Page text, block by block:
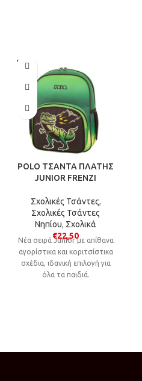
SOLD
OUT
POLO ΤΣΑΝΤΑ ΠΛΑΤΗΣ
JUNIOR FRENZI
Σχολικές Τσάντες,
Σχολικές Τσάντες
Νηπίου, Σχολικά
€22,50
Νέα σειρά Junior με απίθανα
αγορίστικα και κοριτσίστικα
σχέδια, ιδανική επιλογή για
όλα τα παιδιά.